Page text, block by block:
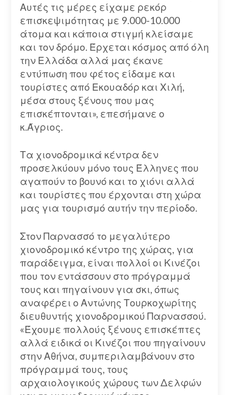
Αυτές τις μέρες είχαμε ρεκόρ
επισκεψιμότητας με 9.000-10.000
άτομα και κάποια στιγμή κλείσαμε
και τον δρόμο. Έρχεται κόσμος από όλη
την Ελλάδα αλλά μας έκανε
εντύπωση που φέτος είδαμε και
τουρίστες από Εκουαδόρ και Χιλή,
μέσα στους ξένους που μας
επισκέπτονται», επεσήμανε ο
κ.Άγριος.
Τα χιονοδρομικά κέντρα δεν
προσελκύουν μόνο τους Έλληνες που
αγαπούν το βουνό και το χιόνι αλλά
και τουρίστες που έρχονται στη χώρα
μας για τουρισμό αυτήν την περίοδο.
Στον Παρνασσό το μεγαλύτερο
χιονοδρομικό κέντρο της χώρας, για
παράδειγμα, είναι πολλοί οι Κινέζοι
που τον εντάσσουν στο πρόγραμμά
τους και πηγαίνουν για σκι, όπως
αναφέρει ο Αντώνης Τουρκοχωρίτης
διευθυντής χιονοδρομικού Παρνασσού.
«Έχουμε πολλούς ξένους επισκέπτες
αλλά ειδικά οι Κινέζοι που πηγαίνουν
στην Αθήνα, συμπεριλαμβάνουν στο
πρόγραμμά τους, τους
αρχαιολογικούς χώρους των Δελφών